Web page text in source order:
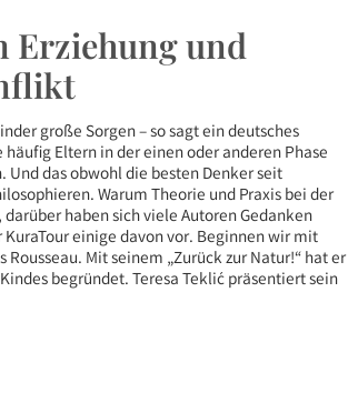
Erziehung und
große Sorgen – so sagt ein deutsches
Eltern in der einen oder anderen Phase
das obwohl die besten Denker seit
Warum Theorie und Praxis bei der
haben sich viele Autoren Gedanken
einige davon vor. Beginnen wir mit
Mit seinem „Zurück zur Natur!“ hat er
begründet. Teresa Teklić präsentiert sein